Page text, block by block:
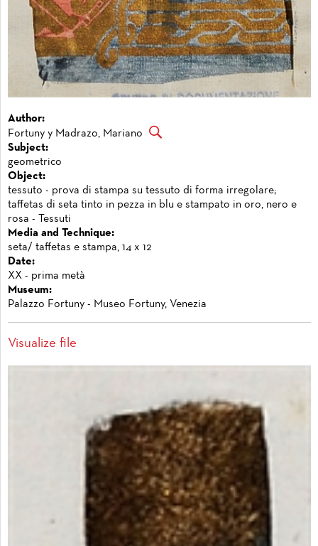
Author:
Fortuny y Madrazo, Mariano
Subject:
geometrico
Object:
tessuto - prova di stampa su tessuto di forma irregolare;
taffetas di seta tinto in pezza in blu e stampato in oro, nero e
rosa - Tessuti
Media and Technique:
seta/ taffetas e stampa, 14 x 12
Date:
XX - prima metà
Museum:
Palazzo Fortuny - Museo Fortuny, Venezia
Visualize file